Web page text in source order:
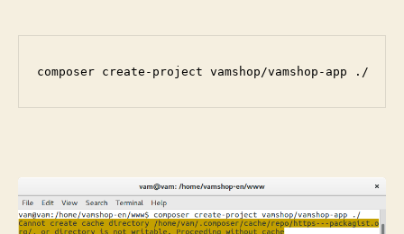
composer create-project vamshop/vamshop-app ./